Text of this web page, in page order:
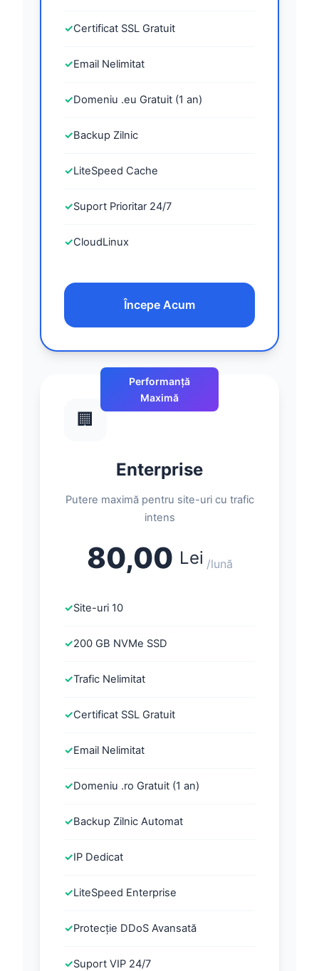
✓Certificat SSL Gratuit
✓Email Nelimitat
✓Domeniu .eu Gratuit (1 an)
✓Backup Zilnic
✓LiteSpeed Cache
✓Suport Prioritar 24/7
✓CloudLinux
Începe Acum
Performanță
Maximă
🏢
Enterprise
Putere maximă pentru site-uri cu trafic
intens
80,00 Lei /lună
✓Site-uri 10
✓200 GB NVMe SSD
✓Trafic Nelimitat
✓Certificat SSL Gratuit
✓Email Nelimitat
✓Domeniu .ro Gratuit (1 an)
✓Backup Zilnic Automat
✓IP Dedicat
✓LiteSpeed Enterprise
✓Protecție DDoS Avansată
✓Suport VIP 24/7